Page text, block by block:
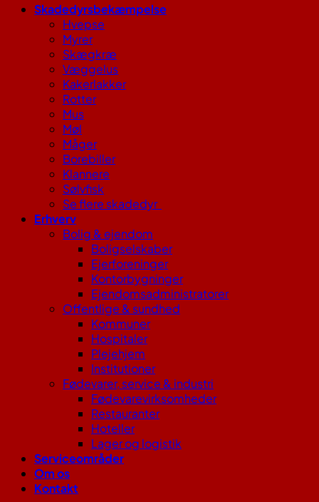
Skadedyrsbekæmpelse
Hvepse
Myrer
Skægkræ
Væggelus
Kakerlakker
Rotter
Mus
Møl
Måger
Borebiller
Klannere
Sølvfisk
Se flere skadedyr
Erhverv
Bolig & ejendom
Boligselskaber
Ejerforeninger
Kontorbygninger
Ejendomsadministratorer
Offentlige & sundhed
Kommuner
Hospitaler
Plejehjem
Institutioner
Fødevarer, service & industri
Fødevarevirksomheder
Restauranter
Hoteller
Lager og logistik
Serviceområder
Om os
Kontakt